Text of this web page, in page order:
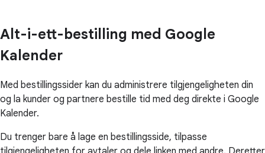
Alt-i-ett-bestilling med Google
Kalender
Med bestillingssider kan du administrere tilgjengeligheten din
og la kunder og partnere bestille tid med deg direkte i Google
Kalender.
Du trenger bare å lage en bestillingsside, tilpasse